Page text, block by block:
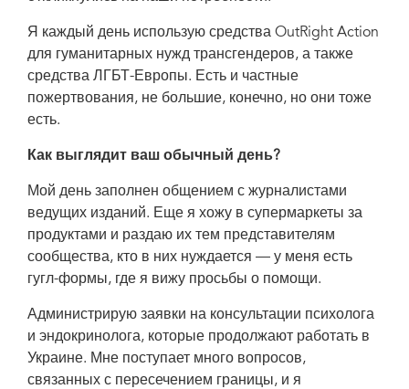
Я каждый день использую средства OutRight Action
для гуманитарных нужд трансгендеров, а также
средства ЛГБТ-Европы. Есть и частные
пожертвования, не большие, конечно, но они тоже
есть.
Как выглядит ваш обычный день?
Мой день заполнен общением с журналистами
ведущих изданий. Еще я хожу в супермаркеты за
продуктами и раздаю их тем представителям
сообщества, кто в них нуждается — у меня есть
гугл-формы, где я вижу просьбы о помощи.
Администрирую заявки на консультации психолога
и эндокринолога, которые продолжают работать в
Украине. Мне поступает много вопросов,
связанных с пересечением границы, и я